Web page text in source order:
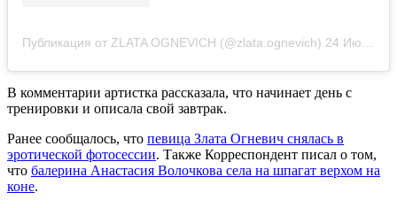
Публикация от ZLATA OGNEVICH (@zlata.ognevich) 24 Июн 2020 в 12:01 PDT
В комментарии артистка рассказала, что начинает день с
тренировки и описала свой завтрак.
Ранее сообщалось, что певица Злата Огневич снялась в
эротической фотосессии. Также Корреспондент писал о том,
что балерина Анастасия Волочкова села на шпагат верхом на
коне.